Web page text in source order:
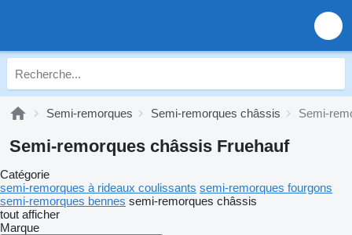
Semi-remorques Semi-remorques châssis Semi-
Semi-remorques châssis Fruehauf
Catégorie
semi-remorques à rideaux coulissants semi-remorques fourgons
semi-remorques bennes semi-remorques châssis
tout afficher
Marque